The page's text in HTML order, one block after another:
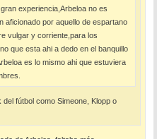
experiencia,Arbeloa no es
aficionado por aquello de espartano
vulgar y corriente,para los
que esta ahi a dedo en el banquillo
es lo mismo ahi que estuviera
fútbol como Simeone, Klopp o